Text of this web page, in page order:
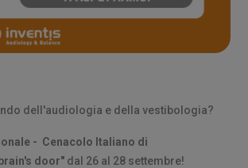
dell'audiologia e della vestibologia?
- Cenacolo Italiano di
door" dal 26 al 28 settembre!